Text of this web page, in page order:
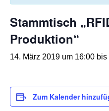
Stammtisch
Produktion“
14. März 2019 um 16:00 bis
Zum Kalender